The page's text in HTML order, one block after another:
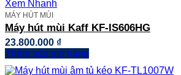
Xem Nhanh
MÁY HÚT MÙI
Máy hút mùi Kaff KF-IS606HG
23.800.000 ₫
Thêm vào giỏ hàng